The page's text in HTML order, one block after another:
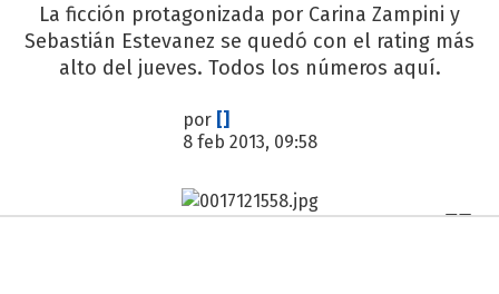
La ficción protagonizada por Carina Zampini y
Sebastián Estevanez se quedó con el rating más
alto del jueves. Todos los números aquí.
por []
8 feb 2013, 09:58